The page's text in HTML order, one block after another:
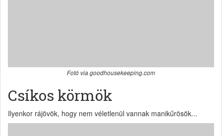
Fotó via goodhousekeeping.com
Csíkos körmök
Ilyenkor rájövök, hogy nem véletlenül vannak manikűrösök...